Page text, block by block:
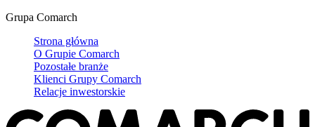
Grupa Comarch
Strona główna
O Grupie Comarch
Pozostałe branże
Klienci Grupy Comarch
Relacje inwestorskie